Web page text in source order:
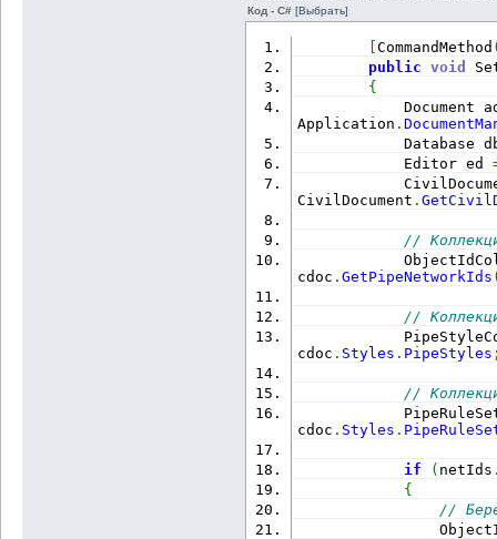
Код - C# [Выбрать]
[CommandMethod
public
void
{
Document
Application .
Database
Editor ed
CivilDocument .
//
cdoc .GetPipeNetworkIds
//
cdoc . Styles . PipeStyles
//
cdoc . Styles .
if ( netIds
{
//
ObjectId